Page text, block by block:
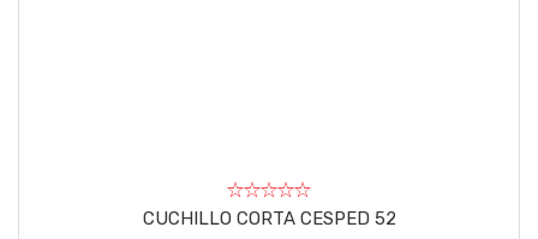
CUCHILLO CORTA CESPED 52